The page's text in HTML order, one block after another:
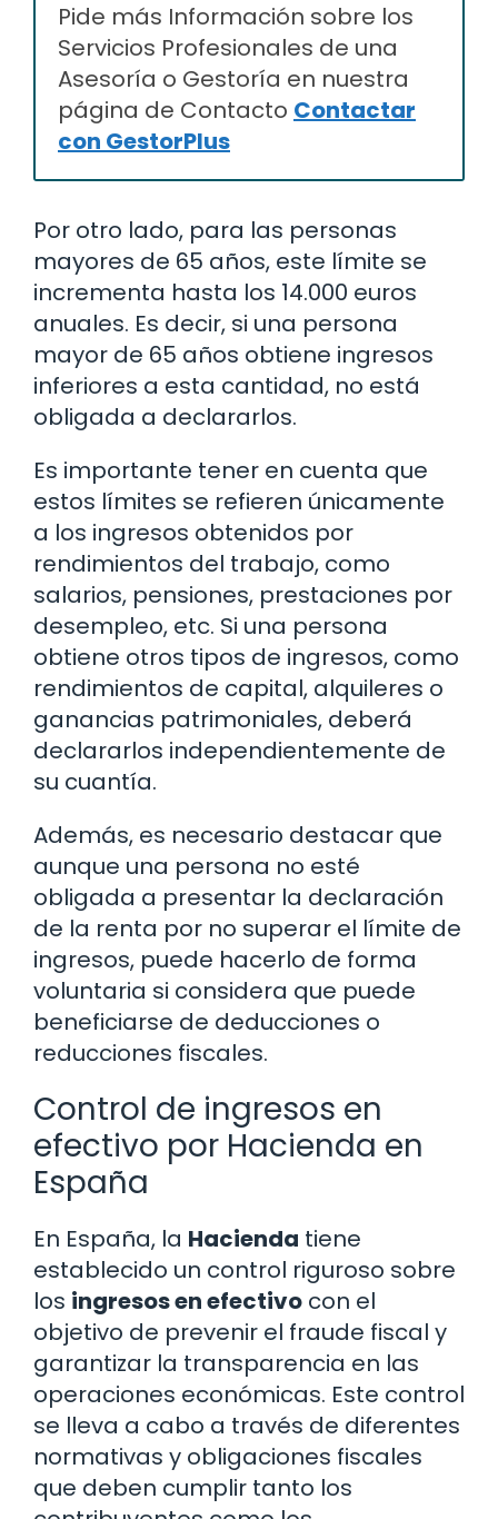
Pide más Información sobre los
Servicios Profesionales de una
Asesoría o Gestoría en nuestra
página de Contacto Contactar
con GestorPlus
Por otro lado, para las personas
mayores de 65 años, este límite se
incrementa hasta los 14.000 euros
anuales. Es decir, si una persona
mayor de 65 años obtiene ingresos
inferiores a esta cantidad, no está
obligada a declararlos.
Es importante tener en cuenta que
estos límites se refieren únicamente
a los ingresos obtenidos por
rendimientos del trabajo, como
salarios, pensiones, prestaciones por
desempleo, etc. Si una persona
obtiene otros tipos de ingresos, como
rendimientos de capital, alquileres o
ganancias patrimoniales, deberá
declararlos independientemente de
su cuantía.
Además, es necesario destacar que
aunque una persona no esté
obligada a presentar la declaración
de la renta por no superar el límite de
ingresos, puede hacerlo de forma
voluntaria si considera que puede
beneficiarse de deducciones o
reducciones fiscales.
Control de ingresos en
efectivo por Hacienda en
España
En España, la Hacienda tiene
establecido un control riguroso sobre
los ingresos en efectivo con el
objetivo de prevenir el fraude fiscal y
garantizar la transparencia en las
operaciones económicas. Este control
se lleva a cabo a través de diferentes
normativas y obligaciones fiscales
que deben cumplir tanto los